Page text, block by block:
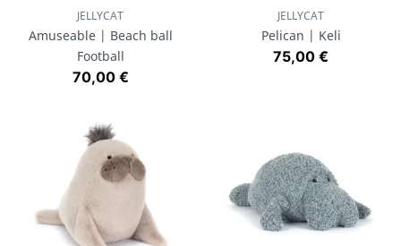
JELLYCAT
Amuseable | Beach ball
Football
Prix
70,00 €
JELLYCAT
Pelican | Keli
Prix
75,00 €